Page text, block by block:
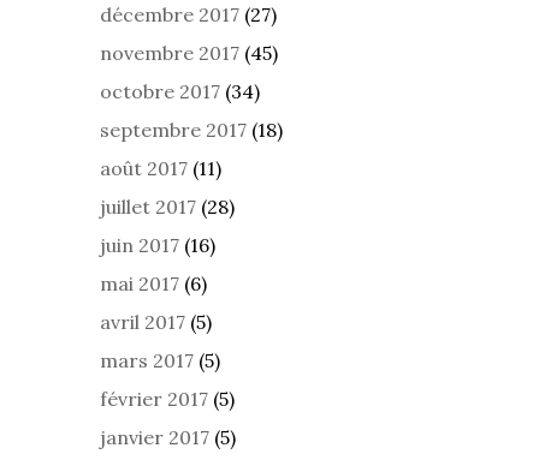
décembre 2017 (27)
novembre 2017 (45)
octobre 2017 (34)
septembre 2017 (18)
août 2017 (11)
juillet 2017 (28)
juin 2017 (16)
mai 2017 (6)
avril 2017 (5)
mars 2017 (5)
février 2017 (5)
janvier 2017 (5)